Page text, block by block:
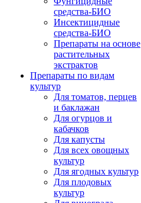
средства-БИО
Инсектицидные
средства-БИО
Препараты на основе
растительных
экстрактов
Препараты по видам
культур
Для томатов, перцев
и баклажан
Для огурцов и
кабачков
Для капусты
Для всех овощных
культур
Для ягодных культур
Для плодовых
культур